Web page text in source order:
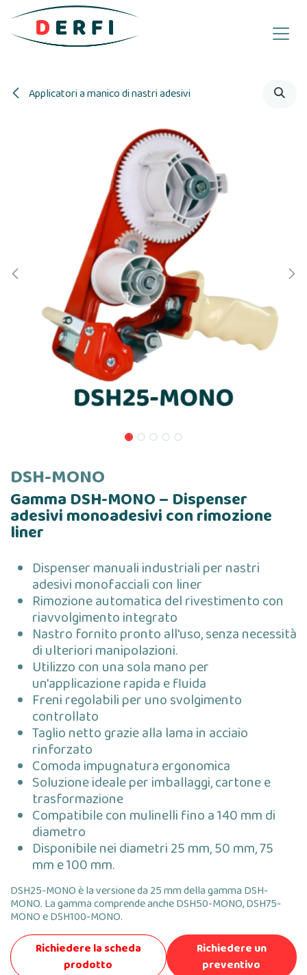
Passa al contenuto
Applicatori a manico di nastri adesivi
DSH-MONO
Gamma DSH-MONO – Dispenser
adesivi monoadesivi con rimozione
liner
Dispenser manuali industriali per nastri
adesivi monofacciali con liner
Rimozione automatica del rivestimento con
riavvolgimento integrato
Nastro fornito pronto all'uso, senza necessità
di ulteriori manipolazioni.
Utilizzo con una sola mano per
un'applicazione rapida e fluida
Freni regolabili per uno svolgimento
controllato
Taglio netto grazie alla lama in acciaio
rinforzato
Comoda impugnatura ergonomica
Soluzione ideale per imballaggi, cartone e
trasformazione
Compatibile con mulinelli fino a 140 mm di
diametro
Disponibile nei diametri 25 mm, 50 mm, 75
mm e 100 mm.
DSH25-MONO è la versione da 25 mm della gamma DSH-
MONO. La gamma comprende anche DSH50-MONO, DSH75-
MONO e DSH100-MONO.
Richiedere la scheda
prodotto
Richiedere un
preventivo